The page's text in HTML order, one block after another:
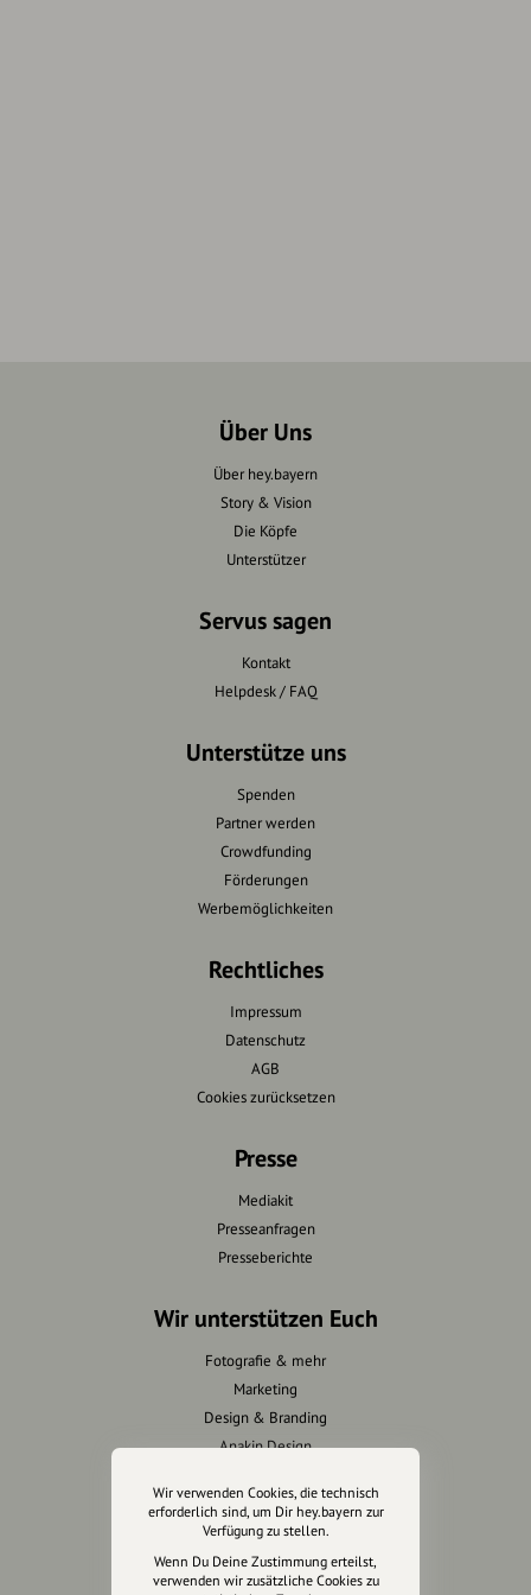
Über Uns
Über hey.bayern
Story & Vision
Die Köpfe
Unterstützer
Servus sagen
Kontakt
Helpdesk / FAQ
Unterstütze uns
Spenden
Partner werden
Crowdfunding
Förderungen
Werbemöglichkeiten
Rechtliches
Impressum
Datenschutz
AGB
Cookies zurücksetzen
Presse
Mediakit
Presseanfragen
Presseberichte
Wir unterstützen Euch
Fotografie & mehr
Marketing
Design & Branding
Anakin Design
Unterstütze
unsere Plattform
Wir verwenden Cookies, die technisch
erforderlich sind, um Dir hey.bayern zur
Verfügung zu stellen.
Wenn Du Deine Zustimmung erteilst,
verwenden wir zusätzliche Cookies zu